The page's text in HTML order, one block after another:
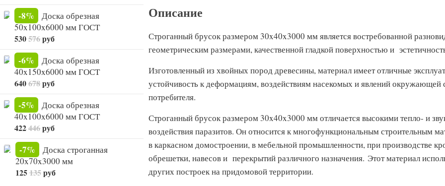
-8%
Доска обрезная
50x100x6000 мм ГОСТ
530576руб
-6%
Доска обрезная
40x150x6000 мм ГОСТ
640678руб
-5%
Доска обрезная
40x100x6000 мм ГОСТ
422446руб
-7%
Доска строганная
20x70x3000 мм
125135руб
Описание
Строганный брусок размером 30x40x3000 мм является востребованной
геометрическим размерами, качественной гладкой поверхностью и
Изготовленный из хвойных пород древесины, материал имеет отличные
устойчивость к деформациям, воздействиям насекомых и явлений окружающей
потребителя.
Строганный брусок размером 30x40x3000 мм отличается высокими тепло- и
воздействия паразитов. Он относится к многофункциональным строительным
в каркасном домостроении, в мебельной промышленности, при производстве
обрешетки, навесов и перекрытий различного назначения. Этот материал
других построек на придомовой территории.